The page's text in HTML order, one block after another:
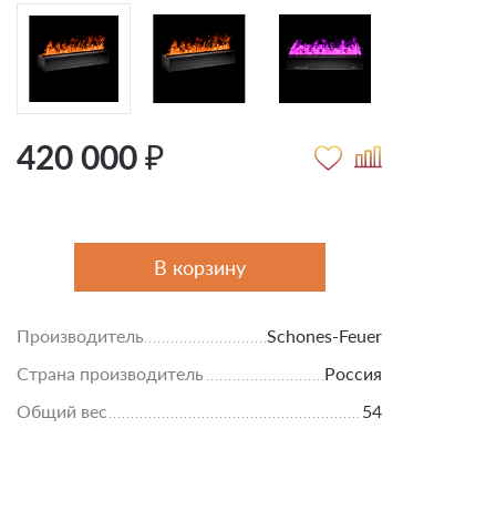
420 000 ₽
В корзину
Производитель
Schones-Feuer
Страна производитель
Россия
Общий вес
54